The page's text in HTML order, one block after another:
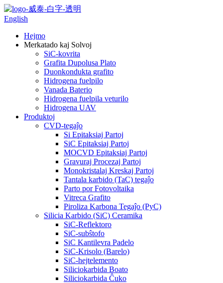
English
Hejmo
Merkatado kaj Solvoj
SiC-kovrita
Grafita Dupolusa Plato
Duonkondukta grafito
Hidrogena fuelpilo
Vanada Baterio
Hidrogena fuelpila veturilo
Hidrogena UAV
Produktoj
CVD-tegaĵo
Si Epitaksiaj Partoj
SiC Epitaksiaj Partoj
MOCVD Epitaksiaj Partoj
Gravuraj Procezaj Partoj
Monokristalaj Kreskaj Partoj
Tantala karbido (TaC) tegaĵo
Parto por Fotovoltaika
Vitreca Grafito
Piroliza Karbona Tegaĵo (PyC)
Silicia Karbido (SiC) Ceramika
SiC-Reflektoro
SiC-subŝtofo
SiC Kantilevra Padelo
SiC-Krisolo (Barelo)
SiC-hejtelemento
Siliciokarbida Boato
Siliciokarbida Ĉuko